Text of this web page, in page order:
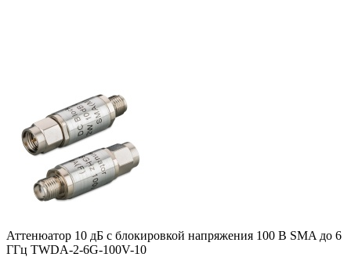
Аттенюатор 10 дБ с блокировкой напряжения 100 В SMA до 6
ГГц TWDA-2-6G-100V-10